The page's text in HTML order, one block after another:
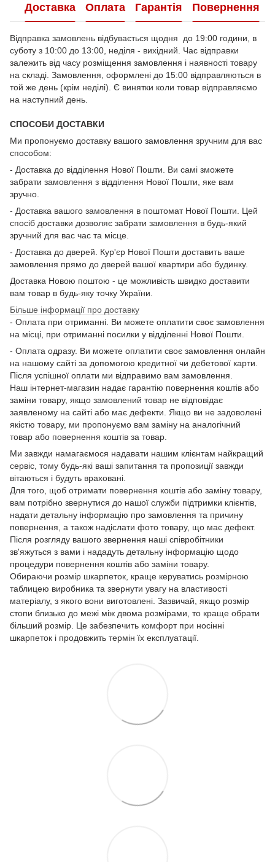
Доставка Оплата Гарантія Повернення
Відправка замовлень відбувається щодня до 19:00 години, в
суботу з 10:00 до 13:00, неділя - вихідний. Час відправки
залежить від часу розміщення замовлення і наявності товару
на складі. Замовлення, оформлені до 15:00 відправляються в
той же день (крім неділі). Є винятки коли товар відправляємо
на наступний день.
СПОСОБИ ДОСТАВКИ
Ми пропонуємо доставку вашого замовлення зручним для вас
способом:
- Доставка до відділення Нової Пошти. Ви самі зможете
забрати замовлення з відділення Нової Пошти, яке вам
зручно.
- Доставка вашого замовлення в поштомат Нової Пошти. Цей
спосіб доставки дозволяє забрати замовлення в будь-який
зручний для вас час та місце.
- Доставка до дверей. Кур'єр Нової Пошти доставить ваше
замовлення прямо до дверей вашої квартири або будинку.
Доставка Новою поштою - це можливість швидко доставити
вам товар в будь-яку точку України.
Більше інформації про доставку
- Оплата при отриманні. Ви можете оплатити своє замовлення
на місці, при отриманні посилки у відділенні Нової Пошти.
- Оплата одразу. Ви можете оплатити своє замовлення онлайн
на нашому сайті за допомогою кредитної чи дебетової карти.
Після успішної оплати ми відправимо вам замовлення.
Наш інтернет-магазин надає гарантію повернення коштів або
заміни товару, якщо замовлений товар не відповідає
заявленому на сайті або має дефекти. Якщо ви не задоволені
якістю товару, ми пропонуємо вам заміну на аналогічний
товар або повернення коштів за товар.
Ми завжди намагаємося надавати нашим клієнтам найкращий
сервіс, тому будь-які ваші запитання та пропозиції завжди
вітаються і будуть враховані.
Для того, щоб отримати повернення коштів або заміну товару,
вам потрібно звернутися до нашої служби підтримки клієнтів,
надати детальну інформацію про замовлення та причину
повернення, а також надіслати фото товару, що має дефект.
Після розгляду вашого звернення наші співробітники
зв'яжуться з вами і нададуть детальну інформацію щодо
процедури повернення коштів або заміни товару.
Обираючи розмір шкарпеток, краще керуватись розмірною
таблицею виробника та звернути увагу на властивості
матеріалу, з якого вони виготовлені. Зазвичай, якщо розмір
стопи близько до межі між двома розмірами, то краще обрати
більший розмір. Це забезпечить комфорт при носінні
шкарпеток і продовжить термін їх експлуатації.